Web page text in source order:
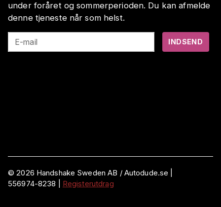
under foråret og sommerperioden. Du kan afmelde
denne tjeneste når som helst.
E-mail INDSEND
©2026 Handshake Sweden AB / Autodude.se |
556974-8238
Registerutdrag